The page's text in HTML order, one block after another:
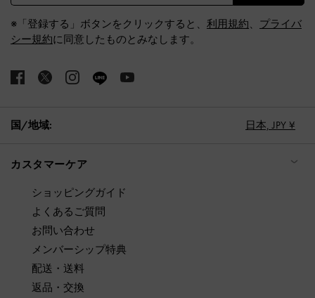
※「登録する」ボタンをクリックすると、 利用規約、 プライバ
シー規約に同意したものとみなします。
国/地域: 日本, JPY ¥
カスタマーケア
ショッピングガイド
よくあるご質問
お問い合わせ
メンバーシップ特典
配送・送料
返品・交換